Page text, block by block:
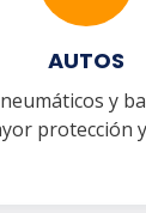
AUTOS
y
protección